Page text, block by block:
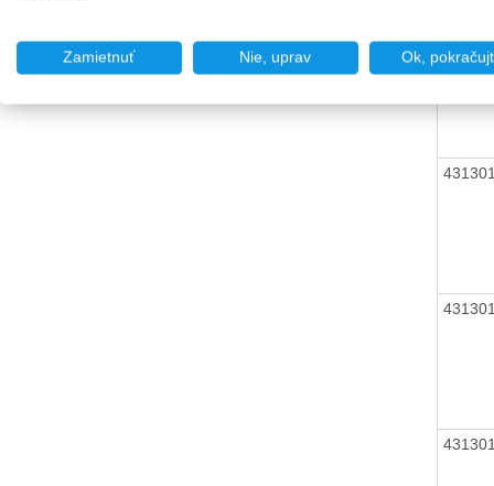
Zamietnuť Nie, uprav Ok,